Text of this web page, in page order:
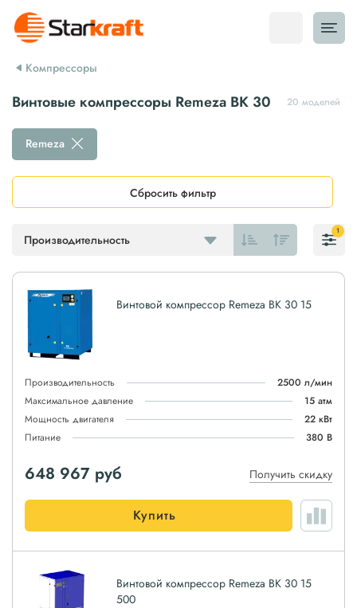
Компрессоры
Винтовые компрессоры Remeza ВК 30 20 моделей
Производительность
Remeza
Сбросить фильтр
1
Винтовой компрессор Remeza ВК 30 15
Производительность
2500 л/мин
Максимальное давление
15 атм
Мощность двигателя
22 кВт
Питание
380 В
648 967 руб Получить скидку
Купить
Винтовой компрессор Remeza ВК 30 15
500